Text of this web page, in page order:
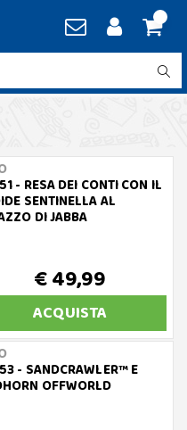
- RESA DEI CONTI CON IL
SENTINELLA AL
DI JABBA
€ 49,99
ACQUISTA
- SANDCRAWLER™ E
OFFWORLD